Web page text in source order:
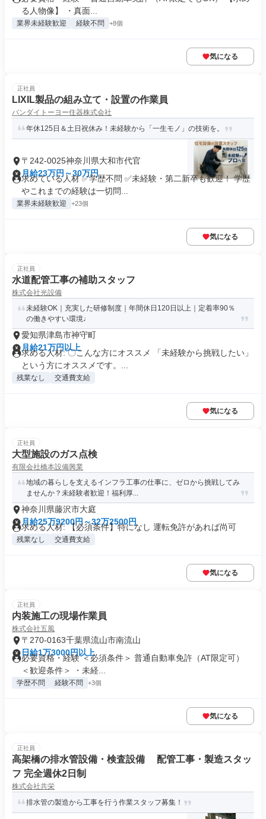
る人物像】 ・真面...
業界未経験歓迎 経験不問 +8個
気になる
正社員
LIXIL製品の組み立て・設置の作業員
バンダイトーヨー住器株式会社
年休125日＆土日祝休み！未経験から「一生モノ」の技術を。
〒242-0025神奈川県大和市代官
月給23万円～30万円
求めている人材 ✅学歴不問 ✅未経験・第二新卒も歓迎！ 学歴
やこれまでの経験は一切問...
業界未経験歓迎 +23個
気になる
正社員
水道配管工事の補助スタッフ
株式会社光設備
未経験OK｜充実した研修制度｜年間休日120日以上｜定着率90％
の働きやすい環境♩
愛知県津島市神守町
月給21万円以上
求める人材: 〇こんな方にオススメ 「未経験から挑戦したい」
という方にオススメです。...
残業なし 交通費支給
気になる
正社員
大型施設のガス点検
有限会社橋本設備興業
地域の暮らしを支えるインフラ工事の仕事に、ゼロから挑戦してみ
ませんか？未経験者歓迎！福利厚...
神奈川県藤沢市大庭
月給25万9200円～32万2500円
求める人材: 【必須条件】特になし 運転免許があれば尚可
残業なし 交通費支給
気になる
正社員
内装施工の現場作業員
株式会社五風
〒270-0163千葉県流山市南流山
日給1万3000円以上
必要資格・経験 ＜必須条件＞ 普通自動車免許（AT限定可）
＜歓迎条件＞ ・未経...
学歴不問 経験不問 +3個
気になる
正社員
高架橋の排水管設備・検査設備 配管工事・製造スタッ
フ 完全週休2日制
株式会社共栄
排水管の製造から工事を行う作業スタッフ募集！